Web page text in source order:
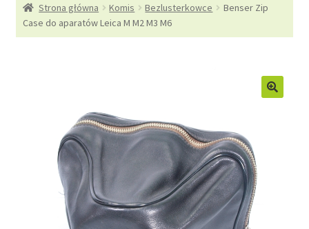
Kontakt
Sample Page
Strona główna Komis Bezlusterkowce
Benser Zip
Case do aparatów Leica M M2 M3 M6